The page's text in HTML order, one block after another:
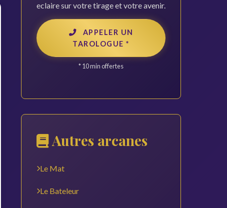
eclaire sur votre tirage et votre avenir.
APPELER UN
TAROLOGUE *
* 10 min offertes
Autres arcanes
Le Mat
Le Bateleur